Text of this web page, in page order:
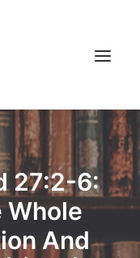
27:2-6:
Whole
And